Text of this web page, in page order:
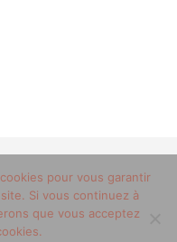
- blog lifestyle
réservés
Mentions Légales
pour vous garantir
Si vous continuez à
que vous acceptez